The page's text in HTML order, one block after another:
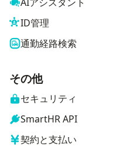
ID管理
通勤経路検索
その他
セキュリティ
SmartHR API
契約と支払い